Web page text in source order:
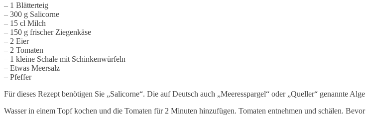
– 1 Blätterteig
– 300 g Salicorne
– 15 cl Milch
– 150 g frischer Ziegenkäse
– 2 Eier
– 2 Tomaten
– 1 kleine Schale mit Schinkenwürfeln
– Etwas Meersalz
– Pfeffer
Für dieses Rezept benötigen Sie „Salicorne“. Die auf Deutsch auch „Meeresspargel“ oder „Queller“ genannte
Wasser in einem Topf kochen und die Tomaten für 2 Minuten hinzufügen. Tomaten entnehmen und schälen.